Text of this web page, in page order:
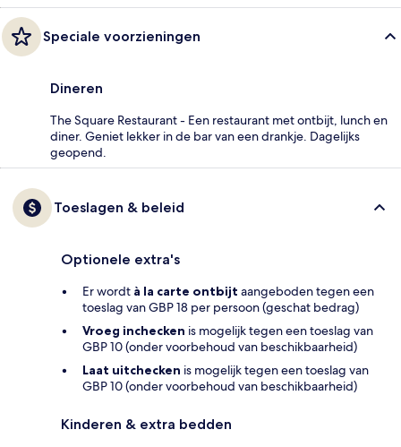
Speciale voorzieningen
Dineren
The Square Restaurant - Een restaurant met ontbijt, lunch en
diner. Geniet lekker in de bar van een drankje. Dagelijks
geopend.
Toeslagen & beleid
Optionele extra's
Er wordt à la carte ontbijt aangeboden tegen een
toeslag van GBP 18 per persoon (geschat bedrag)
Vroeg inchecken is mogelijk tegen een toeslag van
GBP 10 (onder voorbehoud van beschikbaarheid)
Laat uitchecken is mogelijk tegen een toeslag van
GBP 10 (onder voorbehoud van beschikbaarheid)
Kinderen & extra bedden